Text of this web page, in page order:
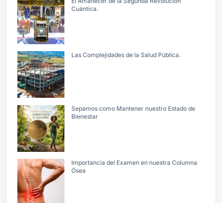
Cuántica.
Las Complejidades de la Salud Pública.
Sepamos como Mantener nuestro Estado de
Bienestar
Importancia del Examen en nuestra Columna
Ósea